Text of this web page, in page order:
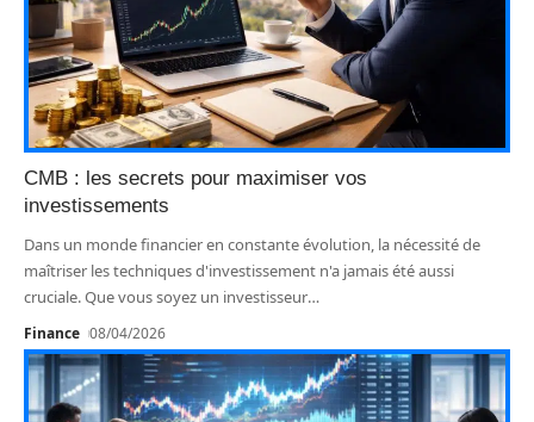
CMB : les secrets pour maximiser vos
investissements
Dans un monde financier en constante évolution, la nécessité de
maîtriser les techniques d'investissement n'a jamais été aussi
cruciale. Que vous soyez un investisseur…
Finance 08/04/2026